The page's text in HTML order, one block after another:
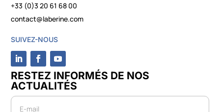
+33 (0)3 20 61 68 00
contact@laberine.com
SUIVEZ-NOUS
RESTEZ INFORMÉS DE NOS
ACTUALITÉS
Newsletter